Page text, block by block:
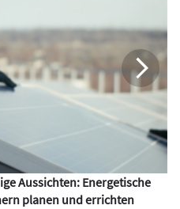
Aussichten: Energetische
planen und errichten